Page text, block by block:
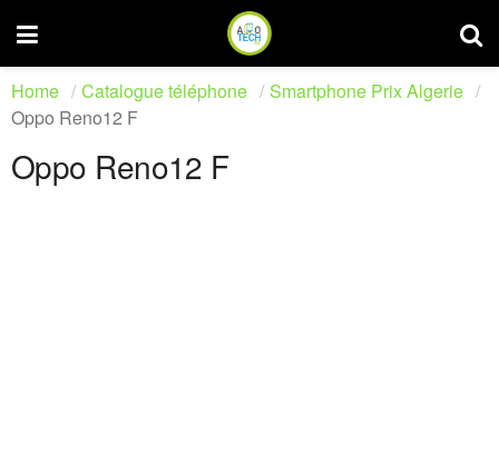
Home Catalogue téléphone
Smartphone Prix Algerie
Oppo Reno12 F
Oppo Reno12 F